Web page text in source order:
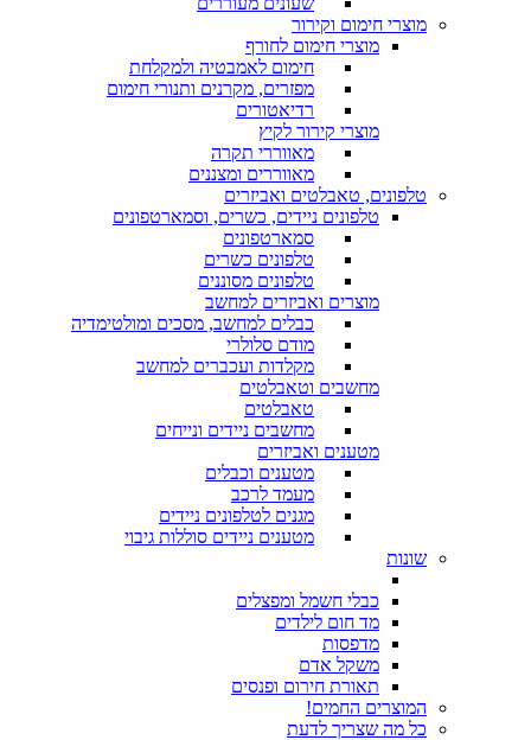
מוצרי חימום וקירור
מוצרי חימום לחורף
חימום לאמבטיה ולמקלחת
מפזרים, מקרנים ותנורי חימום
רדיאטורים
מוצרי קירור לקיץ
מאווררי תקרה
מאווררים ומצננים
טלפונים, טאבלטים ואביזרים
טלפונים ניידים, כשרים, וסמארטפונים
סמארטפונים
טלפונים כשרים
טלפונים מסוננים
מוצרים ואביזרים למחשב
כבלים למחשב, מסכים ומולטימדיה
מודם סלולרי
מקלדות ועכברים למחשב
מחשבים וטאבלטים
טאבלטים
מחשבים ניידים ונייחים
מטענים ואביזרים
מטענים וכבלים
מעמד לרכב
מגנים לטלפונים ניידים
מטענים ניידים סוללות גיבוי
שונות
כבלי חשמל ומפצלים
מד חום לילדים
מדפסות
משקל אדם
תאורת חירום ופנסים
המוצרים החמים!
כל מה שצריך לדעת